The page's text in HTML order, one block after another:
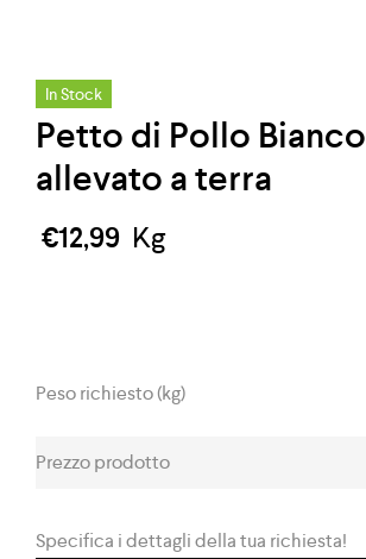
In Stock
Petto di Pollo Bianco
allevato a terra
€12,99 Kg
Peso richiesto (kg)
Prezzo prodotto
Specifica i dettagli della tua richiesta!